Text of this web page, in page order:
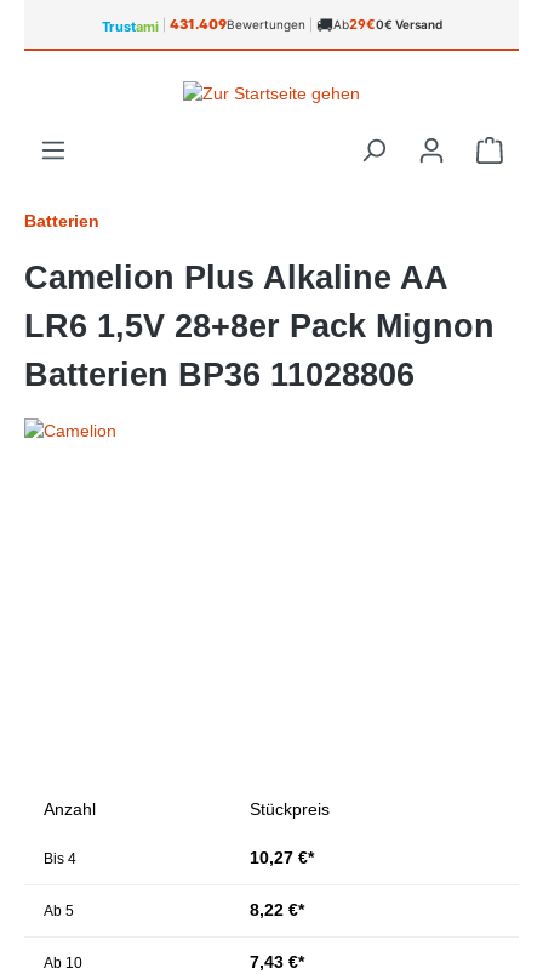
springenTrustami 431.409Bewertungen 🚚Ab29€0€ Versand
Batterien
Camelion Plus Alkaline AA
LR6 1,5V 28+8er Pack Mignon
Batterien BP36 11028806
Anzahl Stückpreis
Bis 4 10,27 €*
Ab 5 8,22 €*
Ab 10 7,43 €*